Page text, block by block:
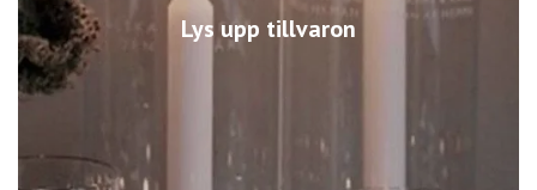
Lys upp tillvaron